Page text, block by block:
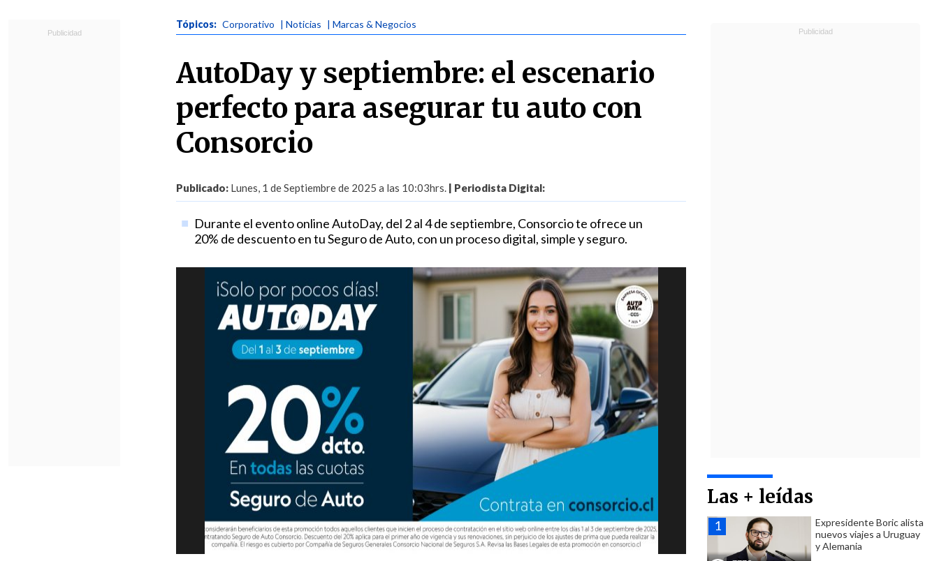
Tópicos: Corporativo | Noticias | Marcas & Negocios
AutoDay y septiembre: el escenario
perfecto para asegurar tu auto con
Consorcio
Publicado: Lunes, 1 de Septiembre de 2025 a las 10:03hrs. | Periodista Digital:
Durante el evento online AutoDay, del 2 al 4 de septiembre, Consorcio te ofrece un
20% de descuento en tu Seguro de Auto, con un proceso digital, simple y seguro.
Las + leídas
Expresidente Boric alista
nuevos viajes a Uruguay
y Alemania